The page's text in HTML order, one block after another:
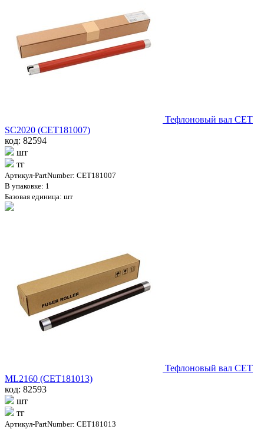
Тефлоновый вал CET
SC2020 (CET181007)
код: 82594
шт
тг
Артикул-PartNumber: CET181007
В упаковке: 1
Базовая единица: шт
Тефлоновый вал CET
ML2160 (CET181013)
код: 82593
шт
тг
Артикул-PartNumber: CET181013